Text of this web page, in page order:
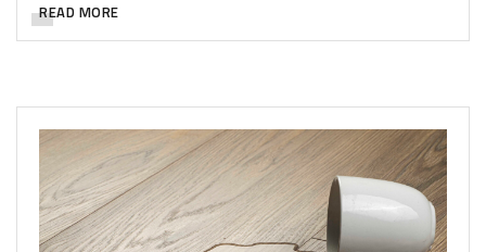
READ MORE